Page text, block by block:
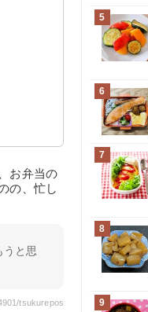
お弁当の
の、忙し
うと思
tsukurepos
5
6
7
8
9